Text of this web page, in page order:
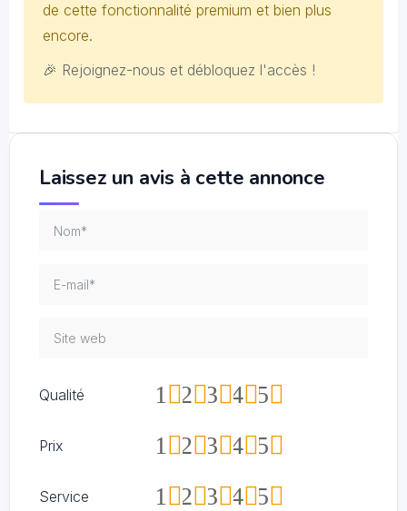
de cette fonctionnalité premium et bien plus
encore.
🎉 Rejoignez-nous et débloquez l'accès !
Laissez un avis à cette annonce
Qualité 5
4
3
2
1
Prix 5
4
3
2
1
Service 5
4
3
2
1